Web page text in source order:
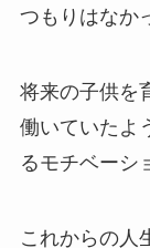
つもりはなか
将来の子供を
働いていたよ
るモチベーシ
これからの人